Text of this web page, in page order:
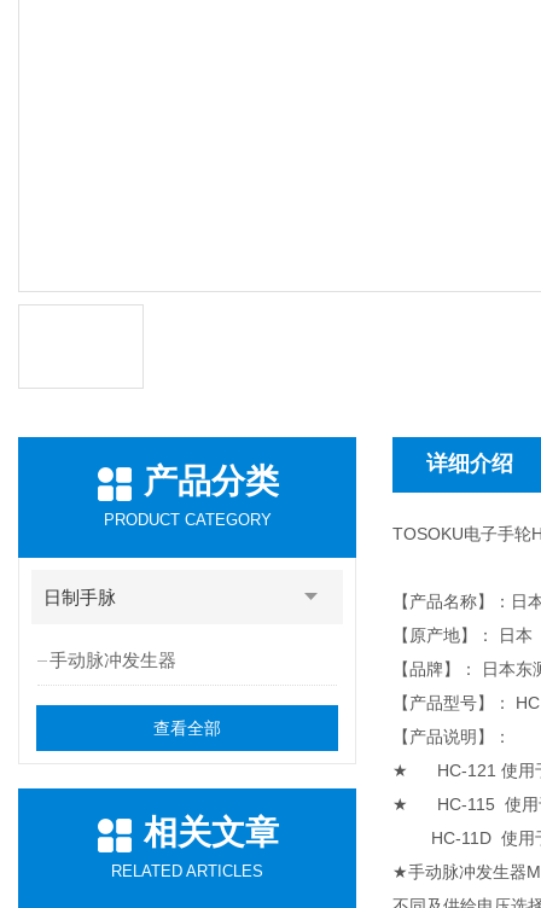
产品分类
PRODUCT CATEGORY
日制手脉
手动脉冲发生器
查看全部
相关文章
RELATED ARTICLES
详细介绍
TOSOKU电子手轮
【产品名称】：日
【原产地】： 日本
【品牌】： 日本东
【产品型号】：
【产品说明】：
★ HC-121 使用于
★ HC-115 使用于
HC-11D 使用于
★手动脉冲发生器